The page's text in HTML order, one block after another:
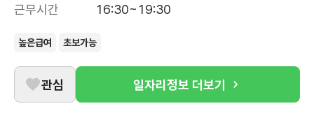
근무시간
16:30~19:30
높은급여 초보가능
관심 일자리정보 더보기